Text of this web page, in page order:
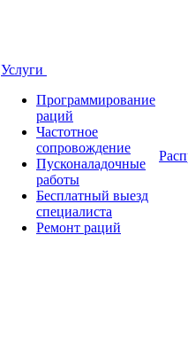
Услуги
Программирование
раций
Частотное
сопровождение
Пусконаладочные
работы
Бесплатный выезд
специалиста
Ремонт раций